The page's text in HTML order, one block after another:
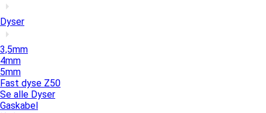
Dyser
3,5mm
4mm
5mm
Fast dyse Z50
Se alle Dyser
Gaskabel